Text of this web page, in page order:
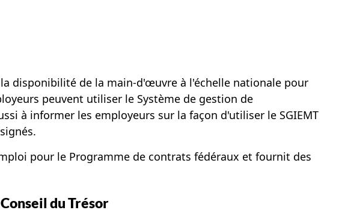
disponibilité de la main-d'œuvre à l'échelle nationale pour
peuvent utiliser le Système de gestion de
à informer les employeurs sur la façon d'utiliser le SGIEMT
pour le Programme de contrats fédéraux et fournit des
du Trésor